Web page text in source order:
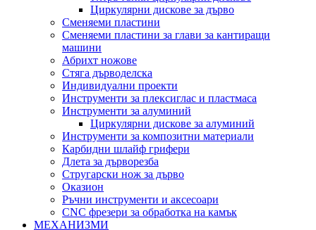
Циркулярни дискове за дърво
Сменяеми пластини
Сменяеми пластини за глави за кантиращи
машини
Абрихт ножове
Стяга дърводелска
Индивидуални проекти
Инструменти за плексиглас и пластмаса
Инструменти за алуминий
Циркулярни дискове за алуминий
Инструменти за композитни материали
Карбидни шлайф грифери
Длета за дърворезба
Стругарски нож за дърво
Оказион
Ръчни инструменти и аксесоари
CNC фрезери за обработка на камък
МЕХАНИЗМИ